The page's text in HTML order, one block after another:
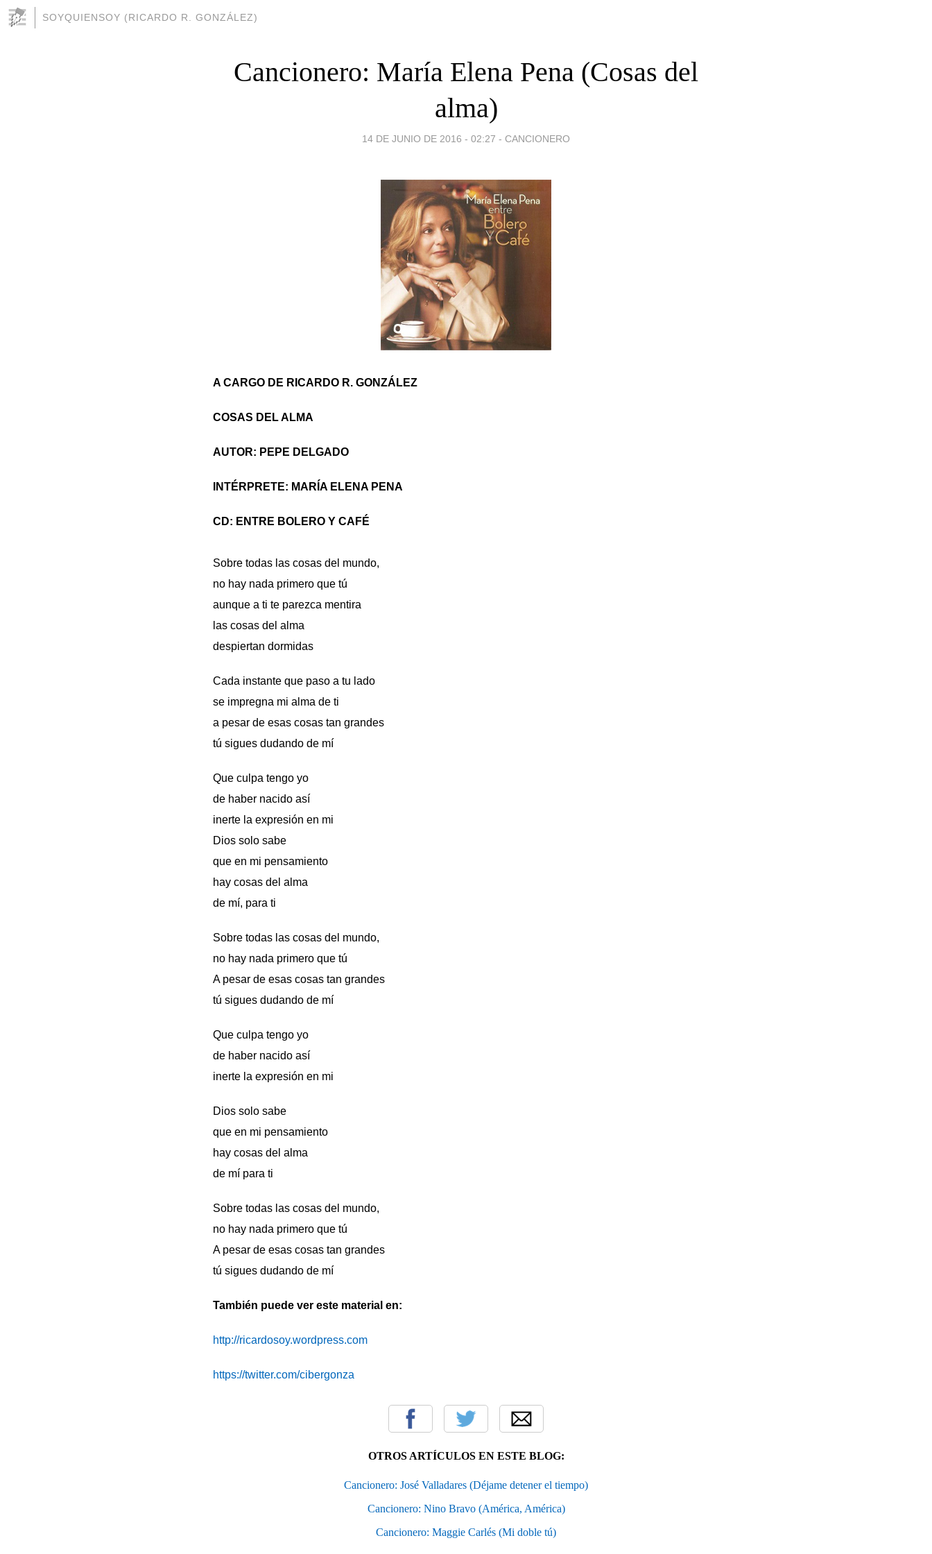
SOYQUIENSOY (RICARDO R. GONZÁLEZ)
Cancionero: María Elena Pena (Cosas del
alma)
14 DE JUNIO DE 2016 - 02:27 - CANCIONERO
A CARGO DE RICARDO R. GONZÁLEZ
COSAS DEL ALMA
AUTOR: PEPE DELGADO
INTÉRPRETE: MARÍA ELENA PENA
CD: ENTRE BOLERO Y CAFÉ
Sobre todas las cosas del mundo,
no hay nada primero que tú
aunque a ti te parezca mentira
las cosas del alma
despiertan dormidas
Cada instante que paso a tu lado
se impregna mi alma de ti
a pesar de esas cosas tan grandes
tú sigues dudando de mí
Que culpa tengo yo
de haber nacido así
inerte la expresión en mi
Dios solo sabe
que en mi pensamiento
hay cosas del alma
de mí, para ti
Sobre todas las cosas del mundo,
no hay nada primero que tú
A pesar de esas cosas tan grandes
tú sigues dudando de mí
Que culpa tengo yo
de haber nacido así
inerte la expresión en mi
Dios solo sabe
que en mi pensamiento
hay cosas del alma
de mí para ti
Sobre todas las cosas del mundo,
no hay nada primero que tú
A pesar de esas cosas tan grandes
tú sigues dudando de mí
También puede ver este material en:
http://ricardosoy.wordpress.com
https://twitter.com/cibergonza
OTROS ARTÍCULOS EN ESTE BLOG:
Cancionero: José Valladares (Déjame detener el tiempo)
Cancionero: Nino Bravo (América, América)
Cancionero: Maggie Carlés (Mi doble tú)